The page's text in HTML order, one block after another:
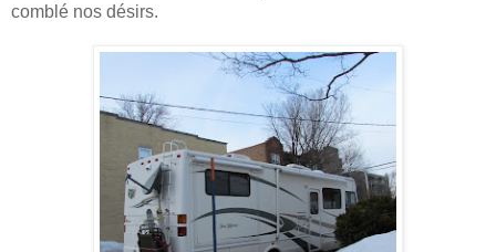
comblé nos désirs.